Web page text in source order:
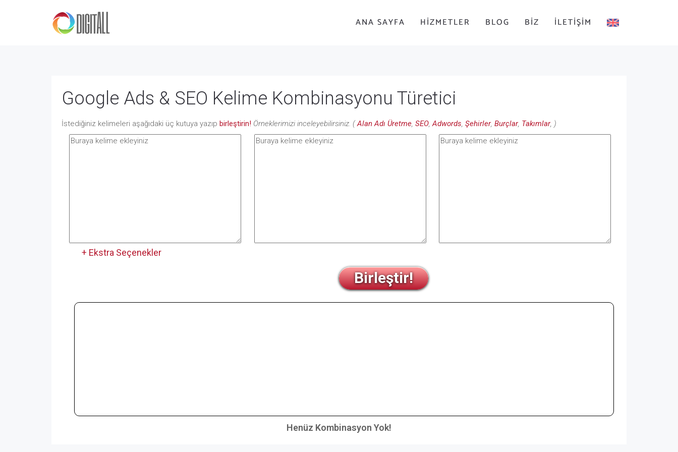
ANA SAYFA HIZMETLER BLOG BIZ İLETIŞIM
Google Ads & SEO Kelime Kombinasyonu Türetici
İstediğiniz kelimeleri aşağıdaki üç kutuya yazıp birleştirin! Örneklerimizi inceleyebilirsiniz. (Alan Adı Üretme, SEO,Adwords, Şehirler, Burçlar, Takımlar, )
+ Ekstra Seçenekler
Birleştir!
Henüz Kombinasyon Yok!